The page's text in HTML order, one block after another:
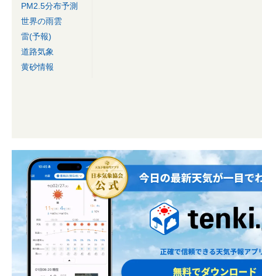
PM2.5分布予測
世界の雨雲
雷(予報)
道路気象
黄砂情報